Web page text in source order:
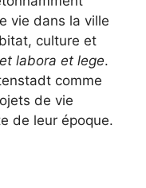
vie dans la ville
culture et
labora et lege.
comme
de vie
de leur époque.